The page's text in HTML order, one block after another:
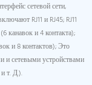
сетевой сети,
RJ11 и RJ45; RJ11
канавок и 4 контакта);
и 8 контактов); Это
и сетевыми устройствами
т. Д.).